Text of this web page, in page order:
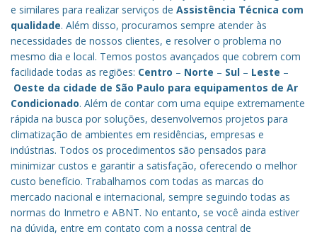
e similares para realizar serviços de Assistência Técnica com
qualidade. Além disso, procuramos sempre atender às
necessidades de nossos clientes, e resolver o problema no
mesmo dia e local. Temos postos avançados que cobrem com
facilidade todas as regiões: Centro – Norte – Sul – Leste –
Oeste da cidade de São Paulo para equipamentos de Ar
Condicionado. Além de contar com uma equipe extremamente
rápida na busca por soluções, desenvolvemos projetos para
climatização de ambientes em residências, empresas e
indústrias. Todos os procedimentos são pensados para
minimizar custos e garantir a satisfação, oferecendo o melhor
custo benefício. Trabalhamos com todas as marcas do
mercado nacional e internacional, sempre seguindo todas as
normas do Inmetro e ABNT. No entanto, se você ainda estiver
na dúvida, entre em contato com a nossa central de